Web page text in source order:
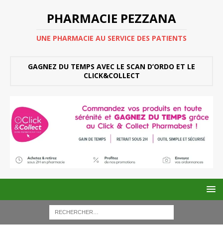
PHARMACIE PEZZANA
UNE PHARMACIE AU SERVICE DES PATIENTS
GAGNEZ DU TEMPS AVEC LE SCAN D’ORDO ET LE
CLICK&COLLECT